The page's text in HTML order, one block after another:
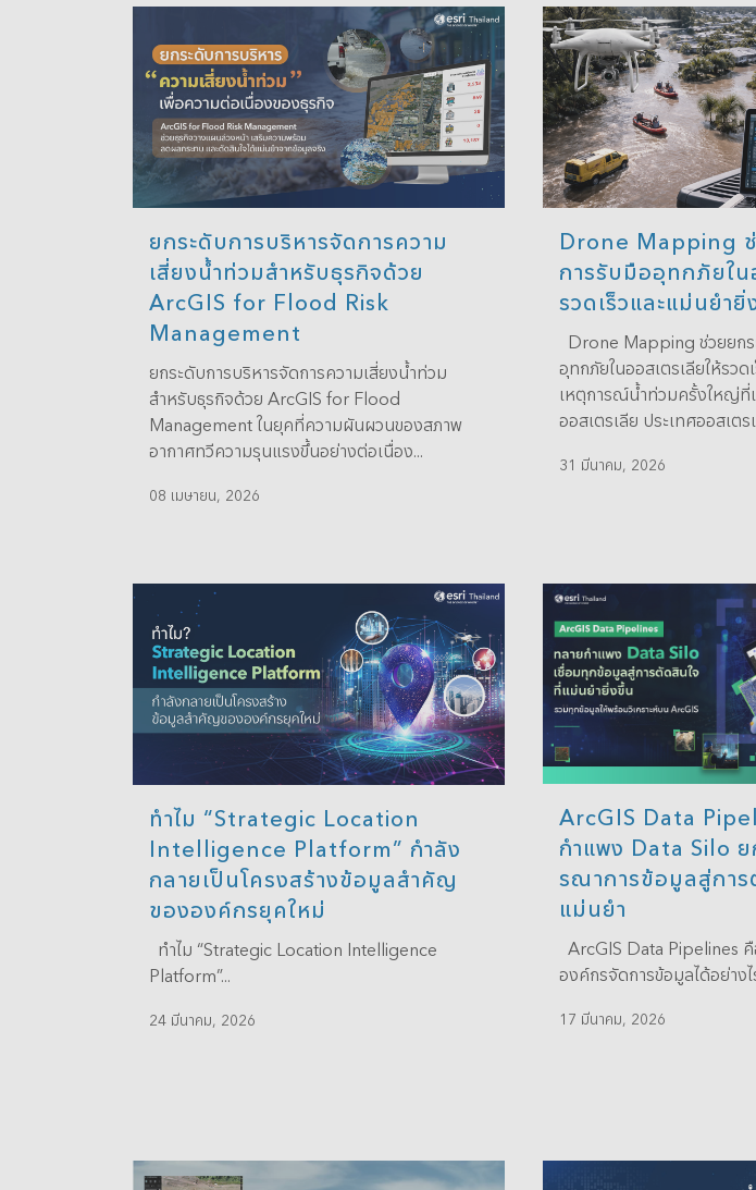
ยกระดับการบริหารจัดการความ
เสี่ยงน้ำท่วมสำหรับธุรกิจด้วย
ArcGIS for Flood Risk
Management
ยกระดับการบริหารจัดการความเสี่ยงน้ำท่วม
สำหรับธุรกิจด้วย ArcGIS for Flood
Management ในยุคที่ความผันผวนของสภาพ
อากาศทวีความรุนแรงขึ้นอย่างต่อเนื่อง...
08 เมษายน, 2026
Drone Mapping
การรับมืออุทกภัยใน
รวดเร็วและแม่นยำยิ่
Drone Mapping ช่วยยก
อุทกภัยในออสเตรเลียให้รว
เหตุการณ์น้ำท่วมครั้งใหญ่ที่
ออสเตรเลีย ประเทศออสเต
31 มีนาคม, 2026
ทำไม “Strategic Location
Intelligence Platform” กำลัง
กลายเป็นโครงสร้างข้อมูลสำคัญ
ขององค์กรยุคใหม่
ทำไม “Strategic Location Intelligence
Platform”...
24 มีนาคม, 2026
ArcGIS Data
กำแพง Data Silo
รณาการข้อมูลสู่กา
แม่นยำ
ArcGIS Data Pipelines คื
องค์กรจัดการข้อมูลได้อย่าง
17 มีนาคม, 2026